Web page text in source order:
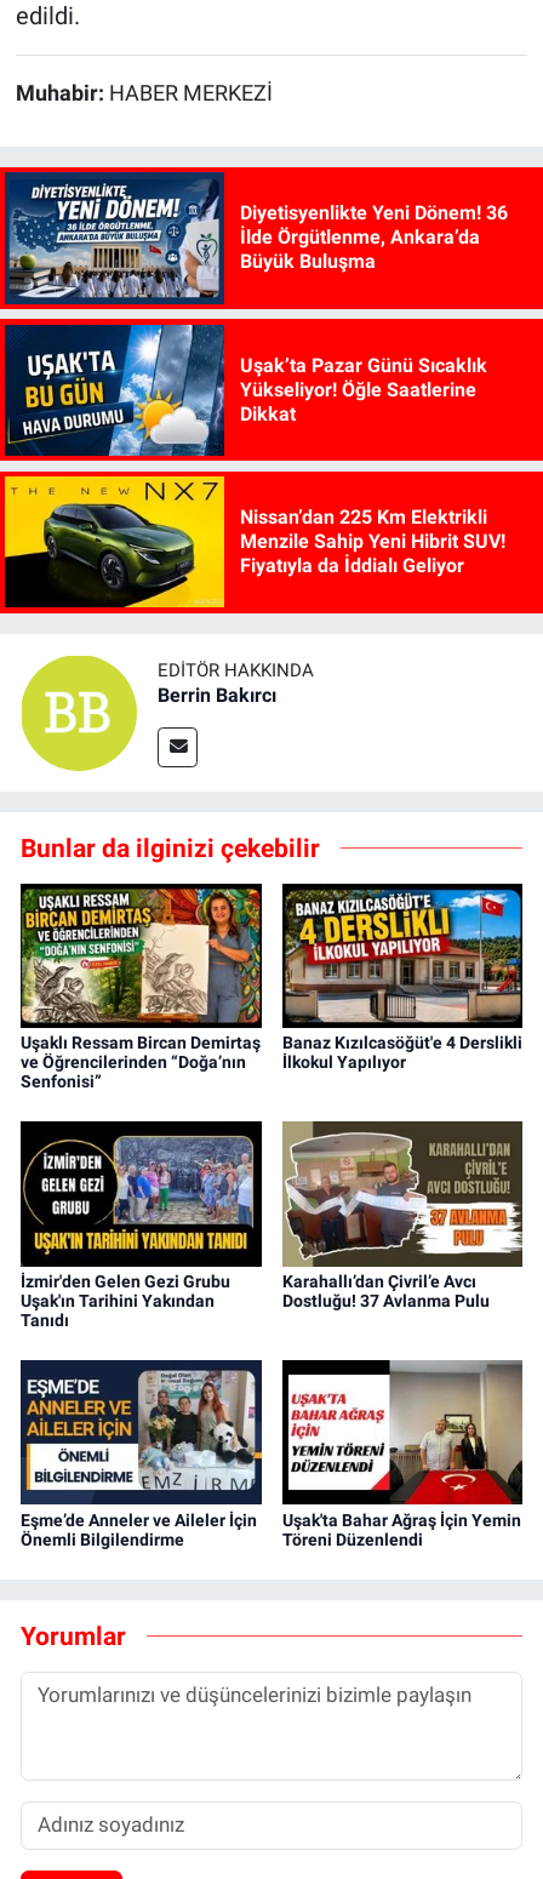
edildi.
Muhabir: HABER MERKEZİ
Diyetisyenlikte Yeni Dönem! 36
İlde Örgütlenme, Ankara’da
Büyük Buluşma
Uşak’ta Pazar Günü Sıcaklık
Yükseliyor! Öğle Saatlerine
Dikkat
Nissan’dan 225 Km Elektrikli
Menzile Sahip Yeni Hibrit SUV!
Fiyatıyla da İddialı Geliyor
EDITÖR HAKKINDA
Berrin Bakırcı
Bunlar da ilginizi çekebilir
Uşaklı Ressam Bircan Demirtaş
ve Öğrencilerinden “Doğa’nın
Senfonisi”
Banaz Kızılcasöğüt'e 4 Derslikli
İlkokul Yapılıyor
İzmir'den Gelen Gezi Grubu
Uşak'ın Tarihini Yakından
Tanıdı
Karahallı’dan Çivril’e Avcı
Dostluğu! 37 Avlanma Pulu
Eşme’de Anneler ve Aileler İçin
Önemli Bilgilendirme
Uşak'ta Bahar Ağraş İçin Yemin
Töreni Düzenlendi
Yorumlar